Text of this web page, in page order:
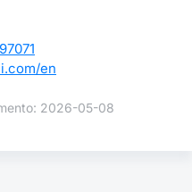
en
2026-05-08